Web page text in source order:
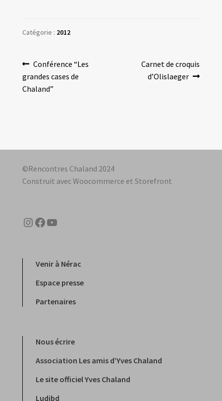
Catégorie : 2012
Navigation
de
Article
précédent :
Conférence “Les
grandes cases de
Chaland”
Article
suivant :
Carnet de croquis
d’Olislaeger
©Rencontres Chaland 2024
Construit avec Woocommerce et Storefront
Instagram
Facebook
YouTube
Venir à Nérac
Espace presse
Partenaires
Nous écrire
Association Les amis d’Yves Chaland
Le site officiel Yves Chaland
Ludibd